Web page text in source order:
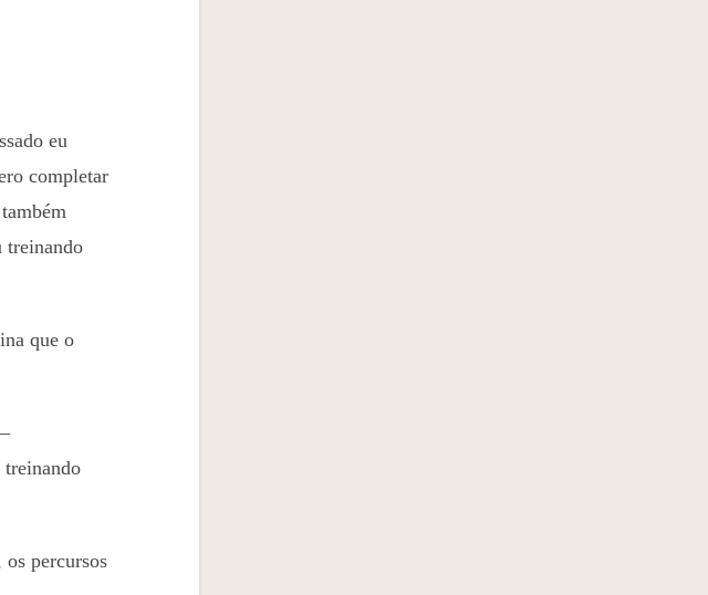
eu
completar
treinando
que o
–
treinando
percursos